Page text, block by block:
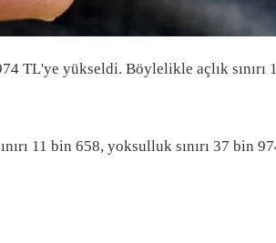
TL'ye yükseldi. Böylelikle açlık
11 bin 658, yoksulluk sınırı 37 bin